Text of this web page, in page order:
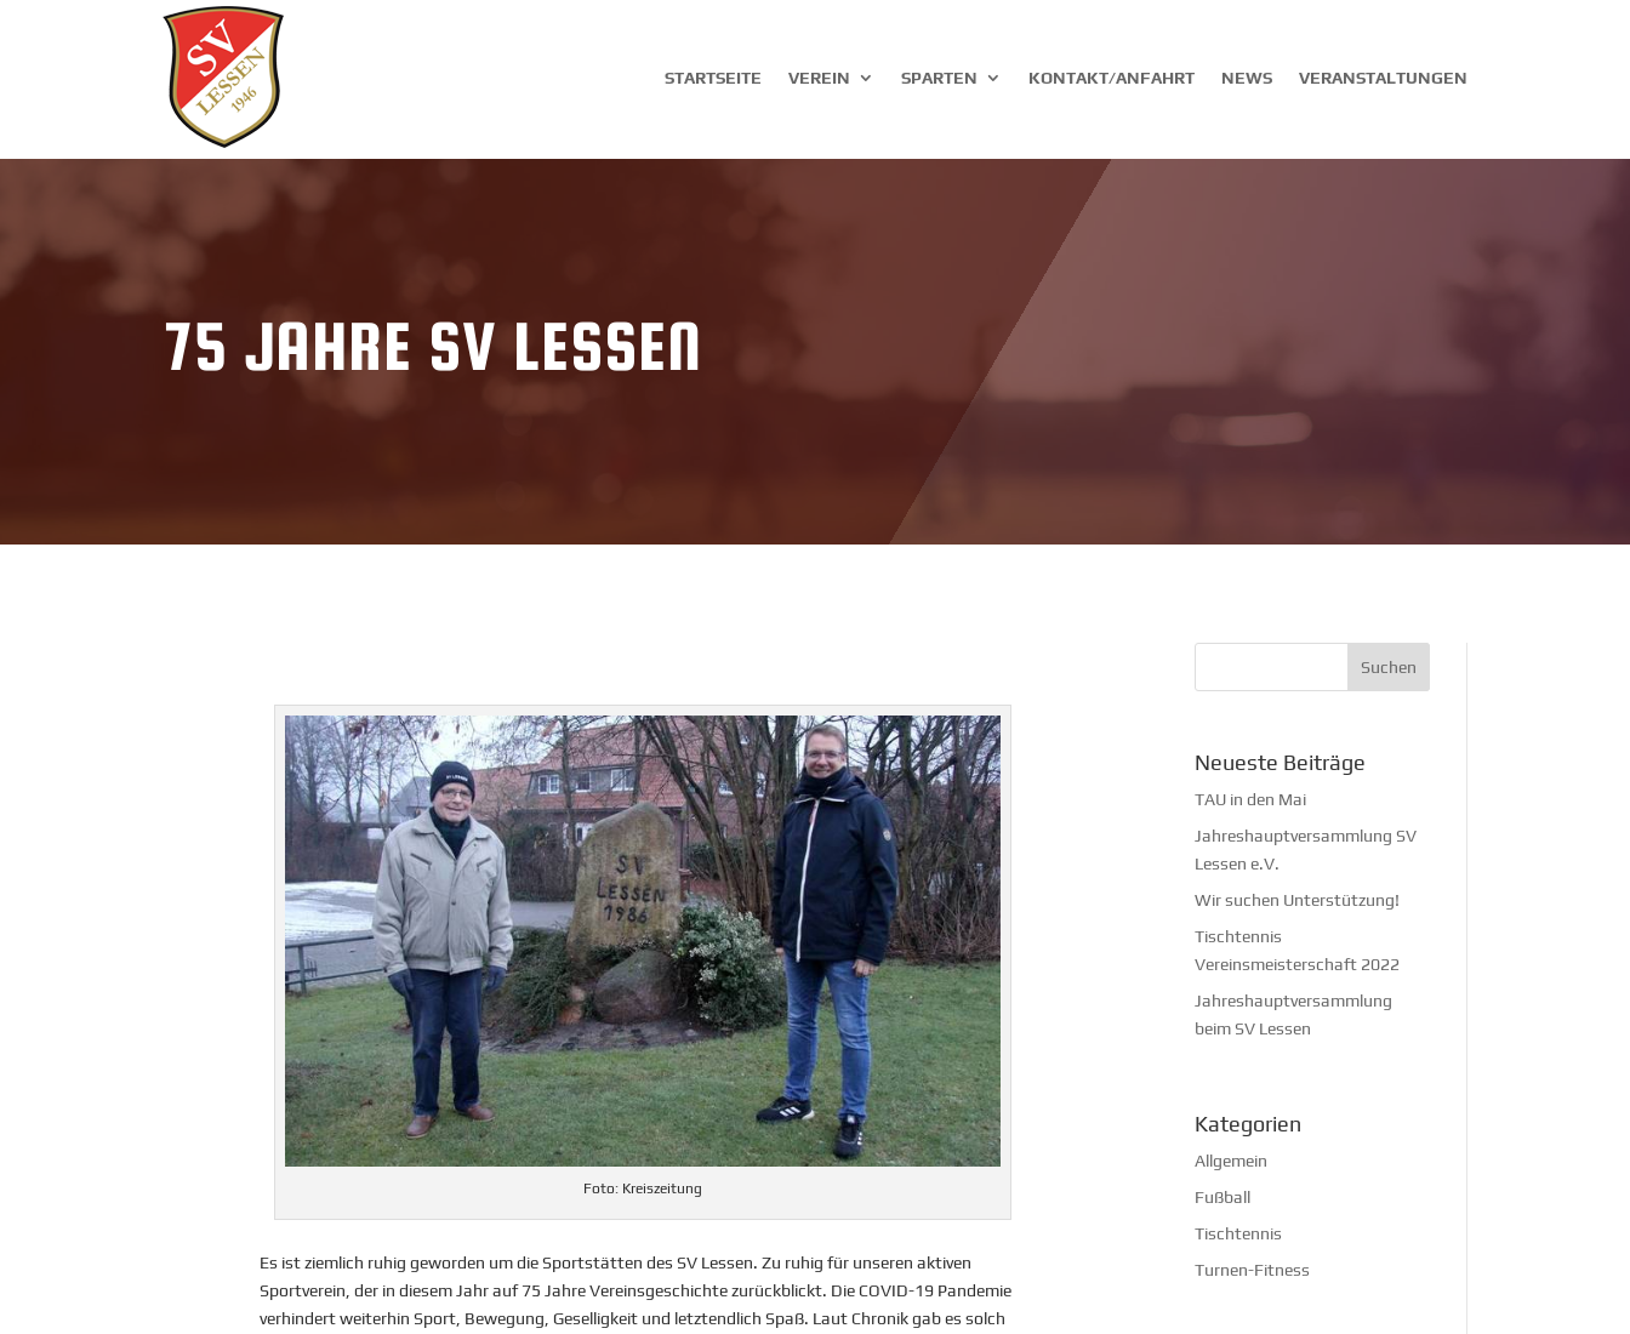
STARTSEITE VEREIN SPARTEN KONTAKT/ANFAHRT NEWS VERANSTALTUNGEN
75 JAHRE SV LESSEN
Foto: Kreiszeitung
Es ist ziemlich ruhig geworden um die Sportstätten des SV Lessen. Zu ruhig für unseren aktiven
Sportverein, der in diesem Jahr auf 75 Jahre Vereinsgeschichte zurückblickt. Die COVID-19 Pandemie
verhindert weiterhin Sport, Bewegung, Geselligkeit und letztendlich Spaß. Laut Chronik gab es solch
Neueste Beiträge
TAU in den Mai
Jahreshauptversammlung SV
Lessen e.V.
Wir suchen Unterstützung!
Tischtennis
Vereinsmeisterschaft 2022
Jahreshauptversammlung
beim SV Lessen
Kategorien
Allgemein
Fußball
Tischtennis
Turnen-Fitness